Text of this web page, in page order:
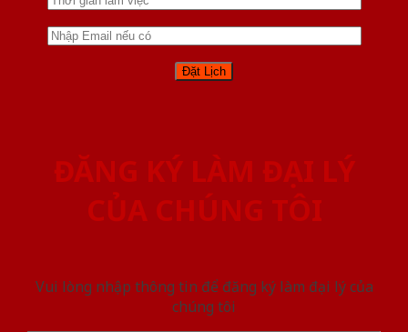
ĐĂNG KÝ LÀM ĐẠI LÝ
CỦA CHÚNG TÔI
Vui lòng nhập thông tin để đăng ký làm đại lý của
chúng tôi